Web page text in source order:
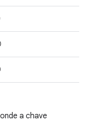
a chave